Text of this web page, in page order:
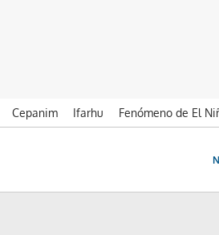
Cepanim Ifarhu Fenómeno de El